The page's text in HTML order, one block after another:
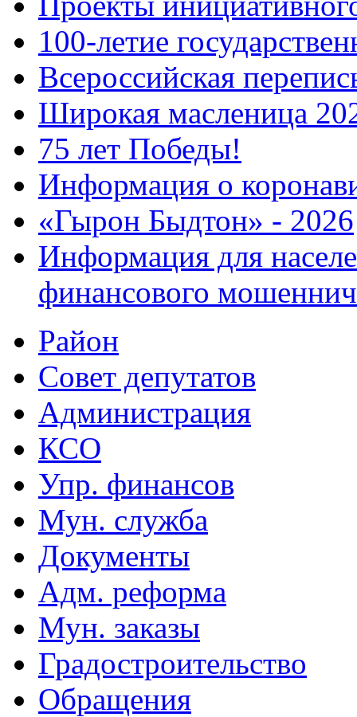
100-летие
Всероссийская
Широкая масленица
75 лет Победы!
Информация о
«Гырон Быдтон» - 2026
Информация для
финансового
Район
Совет депутатов
Администрация
КСО
Упр. финансов
Мун. служба
Документы
Адм. реформа
Мун. заказы
Градостроительство
Обращения